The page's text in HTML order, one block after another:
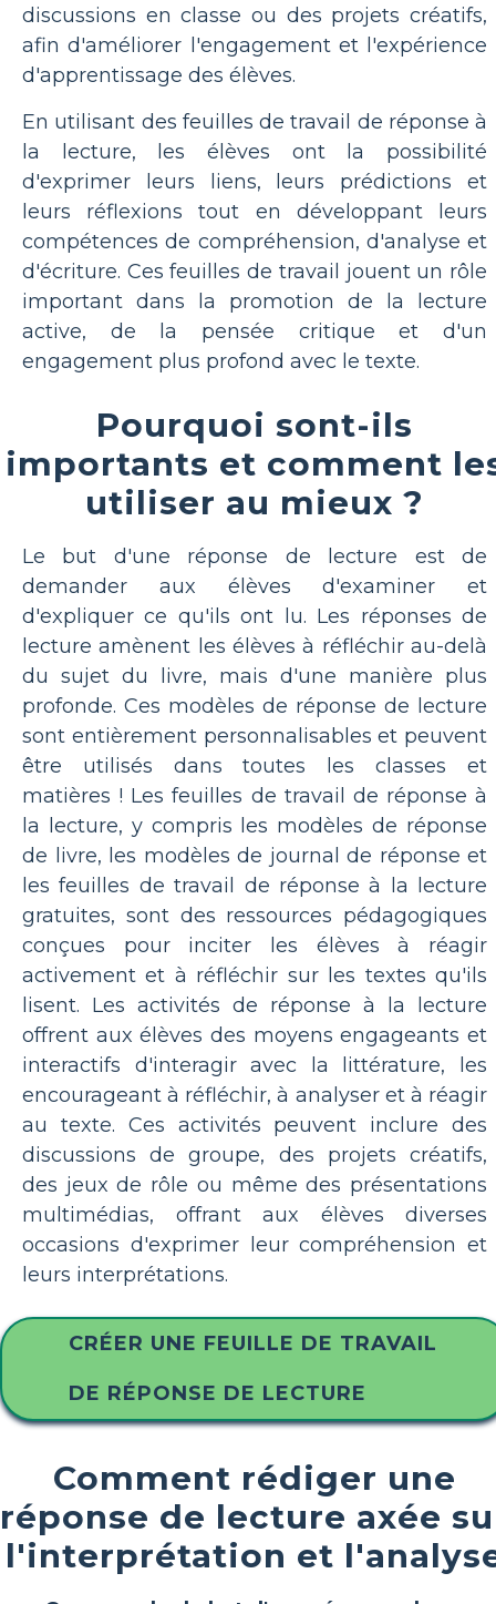
discussions en classe ou des projets créatifs,
afin d'améliorer l'engagement et l'expérience
d'apprentissage des élèves.
En utilisant des feuilles de travail de réponse à
la lecture, les élèves ont la possibilité
d'exprimer leurs liens, leurs prédictions et
leurs réflexions tout en développant leurs
compétences de compréhension, d'analyse et
d'écriture. Ces feuilles de travail jouent un rôle
important dans la promotion de la lecture
active, de la pensée critique et d'un
engagement plus profond avec le texte.
Pourquoi sont-ils
importants et comment
utiliser au mieux ?
Le but d'une réponse de lecture est de
demander aux élèves d'examiner et
d'expliquer ce qu'ils ont lu. Les réponses de
lecture amènent les élèves à réfléchir au-delà
du sujet du livre, mais d'une manière plus
profonde. Ces modèles de réponse de lecture
sont entièrement personnalisables et peuvent
être utilisés dans toutes les classes et
matières ! Les feuilles de travail de réponse à
la lecture, y compris les modèles de réponse
de livre, les modèles de journal de réponse et
les feuilles de travail de réponse à la lecture
gratuites, sont des ressources pédagogiques
conçues pour inciter les élèves à réagir
activement et à réfléchir sur les textes qu'ils
lisent. Les activités de réponse à la lecture
offrent aux élèves des moyens engageants et
interactifs d'interagir avec la littérature, les
encourageant à réfléchir, à analyser et à réagir
au texte. Ces activités peuvent inclure des
discussions de groupe, des projets créatifs,
des jeux de rôle ou même des présentations
multimédias, offrant aux élèves diverses
occasions d'exprimer leur compréhension et
leurs interprétations.
CRÉER UNE FEUILLE DE TRAVAIL
DE RÉPONSE DE LECTURE
Comment rédiger une
réponse de lecture axée
l'interprétation et